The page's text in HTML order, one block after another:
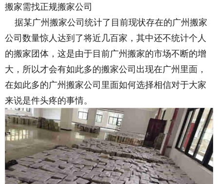
搬家需找正规搬家公司
据某广州搬家公司统计了目前现状存在的广州搬家
公司数量惊人达到了将近几百家，其中还不统计个人
的搬家团体，这是由于目前广州搬家的市场不断的增
大，所以才会有如此多的搬家公司出现在广州里面，
在如此多的广州搬家公司里面如何选择相信对于大家
来说是件头疼的事情。